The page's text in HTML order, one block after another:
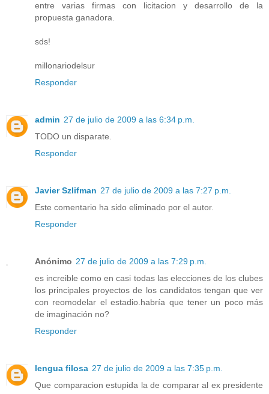
entre varias firmas con licitacion y desarrollo de la
propuesta ganadora.
sds!
millonariodelsur
Responder
admin 27 de julio de 2009 a las 6:34 p.m.
TODO un disparate.
Responder
Javier Szlifman 27 de julio de 2009 a las 7:27 p.m.
Este comentario ha sido eliminado por el autor.
Responder
Anónimo 27 de julio de 2009 a las 7:29 p.m.
es increible como en casi todas las elecciones de los clubes
los principales proyectos de los candidatos tengan que ver
con reomodelar el estadio.habría que tener un poco más
de imaginación no?
Responder
lengua filosa 27 de julio de 2009 a las 7:35 p.m.
Que comparacion estupida la de comparar al ex presidente